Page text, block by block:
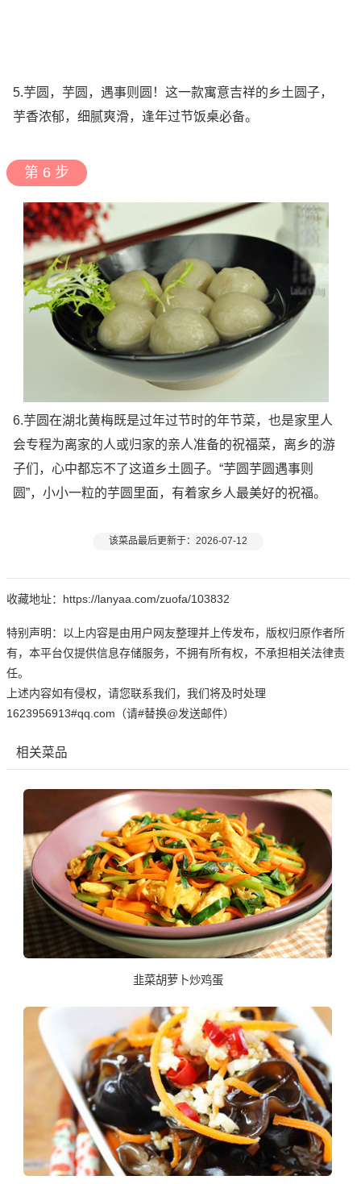
5.芋圆，芋圆，遇事则圆！这一款寓意吉祥的乡土圆子，
芋香浓郁，细腻爽滑，逢年过节饭桌必备。
第 6 步
6.芋圆在湖北黄梅既是过年过节时的年节菜，也是家里人
会专程为离家的人或归家的亲人准备的祝福菜，离乡的游
子们，心中都忘不了这道乡土圆子。“芋圆芋圆遇事则
圆”，小小一粒的芋圆里面，有着家乡人最美好的祝福。
该菜品最后更新于：2026-07-12
收藏地址：https://lanyaa.com/zuofa/103832
特别声明：以上内容是由用户网友整理并上传发布，版权归原作者所
有，本平台仅提供信息存储服务，不拥有所有权，不承担相关法律责
任。
上述内容如有侵权，请您联系我们，我们将及时处理
1623956913#qq.com（请#替换@发送邮件）
相关菜品
韭菜胡萝卜炒鸡蛋